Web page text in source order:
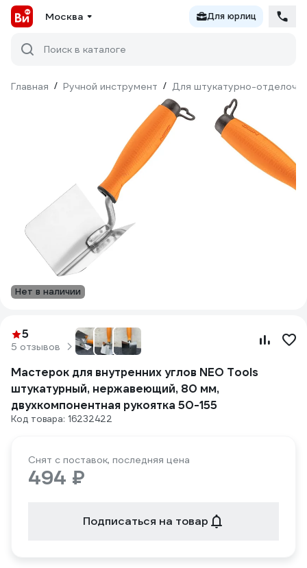
Москва Для юрлиц
Поиск в каталоге
Главная / Ручной инструмент / Для штукатурно-
Нет в наличии
5
5 отзывов
Мастерок для внутренних углов NEO Tools
штукатурный, нержавеющий, 80 мм,
двухкомпонентная рукоятка 50-155
Код товара: 16232422
Снят с поставок, последняя цена
494 ₽
Подписаться на товар